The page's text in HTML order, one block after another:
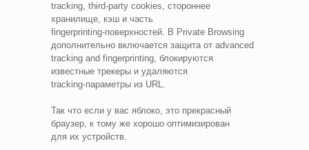
tracking, third‑party cookies, стороннее
хранилище, кэш и часть
fingerprinting‑поверхностей. В Private Browsing
дополнительно включается защита от advanced
tracking and fingerprinting, блокируются
известные трекеры и удаляются
tracking‑параметры из URL.
Так что если у вас яблоко, это прекрасный
браузер, к тому же хорошо оптимизирован
для их устройств.